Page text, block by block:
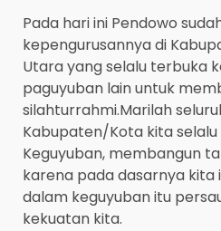
Pada hari ini Pendowo
kepengurusannya di
Utara yang selalu terbuka
paguyuban lain untuk
silahturrahmi.Marilah
Kabupaten/Kota kita
Keguyuban, membangun
karena pada dasarnya kita
dalam keguyuban itu
kekuatan kita.